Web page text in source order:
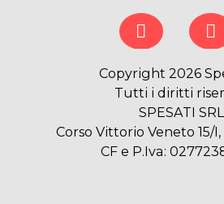
Copyright 2026
Tutti i diritti
SPESATI SRL
Corso Vittorio Veneto 15/
CF e P.Iva: